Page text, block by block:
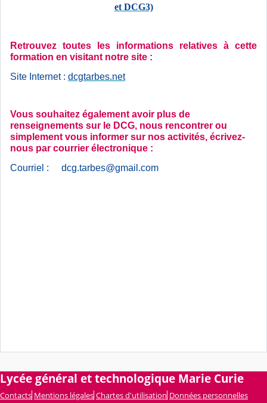
et DCG3)
Retrouvez toutes les informations relatives à cette
formation en visitant notre site :
Site Internet : dcgtarbes.net
Vous souhaitez également avoir plus de
renseignements sur le DCG, nous rencontrer ou
simplement vous informer sur nos activités, écrivez-
nous par courrier électronique :
Courriel :
dcg.tarbes@gmail.com
Lycée général et technologique Marie Curie
Contacts Mentions légales Chartes d'utilisation Données personnelles